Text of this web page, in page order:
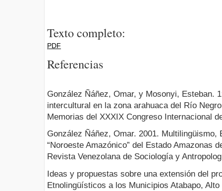
Texto completo:
PDF
Referencias
González Ñáñez, Omar, y Mosonyi, Esteban.
intercultural en la zona arahuaca del Río
Memorias del XXXIX Congreso Internacional
González Ñáñez, Omar. 2001.
“Noroeste Amazónico” del Estado Amazonas
Revista Venezolana de Sociología y
Ideas y propuestas sobre una extensión del
Etnolingüísticos a los Municipios Atabapo,